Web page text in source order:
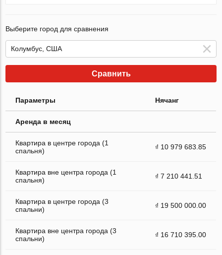
Выберите город для сравнения
Сравнить
Параметры Нячанг
Аренда в месяц
Квартира в центре города (1
спальня)
₫ 10 979 683.85
Квартира вне центра города (1
спальня)
₫ 7 210 441.51
Квартира в центре города (3
спальни)
₫ 19 500 000.00
Квартира вне центра города (3
спальни)
₫ 16 710 395.00